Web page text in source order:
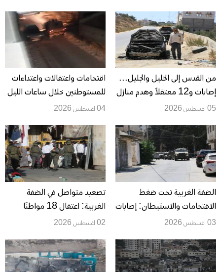
من القدس إلى الخليل والجليل...
إصابات و12 معتقلاً وهدم منازل
واتساع اعتداءات المستوطنين
05 اغسطس 2026
اقتحامات واعتقالات واعتداءات
للمستوطنين خلال ساعات الليل
والفجر في الضفة الغربية
04 اغسطس 2026
الضفة الغربية تحت ضغط
الاقتحامات والاستيطان: إصابات
واعتقالات وإخطارات هدم
وممتلكاتهم
03 اغسطس 2026
تصعيد متواصل في الضفة
الغربية: اعتقال 18 مواطنًا
وهدم منازل وإصابات باعتداءات
02 اغسطس 2026